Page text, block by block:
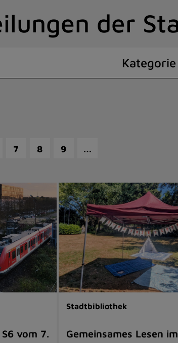
der
Kategorie
7 8 9 …
vom 7.
Stadtbibliothek
Gemeinsames Lesen